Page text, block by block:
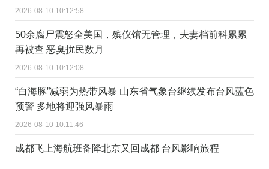
2026-08-10 10:12:58
50余腐尸震怒全美国，殡仪馆无管理，夫妻档前科累累
再被查 恶臭扰民数月
2026-08-10 10:12:08
“白海豚”减弱为热带风暴 山东省气象台继续发布台风蓝色
预警 多地将迎强风暴雨
2026-08-10 10:11:46
成都飞上海航班备降北京又回成都 台风影响旅程